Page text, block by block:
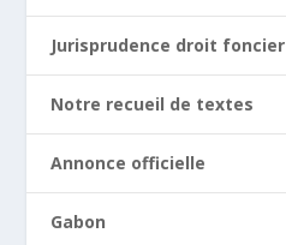
Jurisprudence droit foncier
Notre recueil de textes
Annonce officielle
Gabon